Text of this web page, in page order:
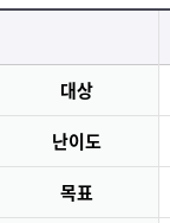
대상
난이도
목표